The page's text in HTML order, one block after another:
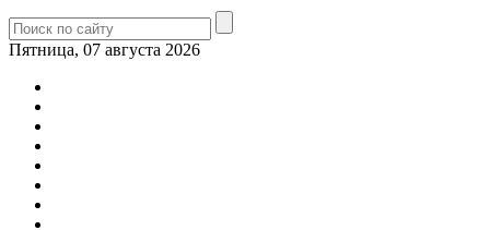
Пятница, 07 августа 2026